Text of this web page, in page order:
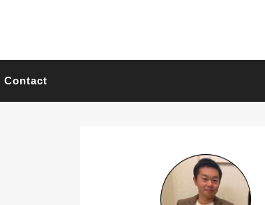
Contact